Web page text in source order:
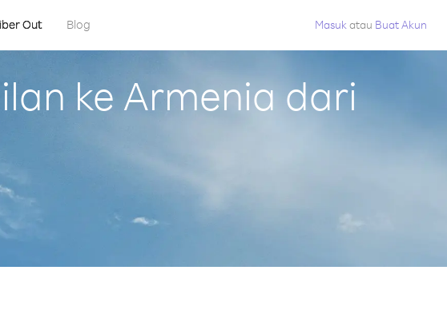
Out Blog Masuk atau Buat Akun
ke Armenia dari